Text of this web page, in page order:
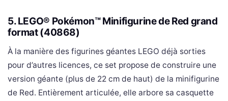
5. LEGO® Pokémon™ Minifigurine de Red grand
format (40868)
À la manière des figurines géantes LEGO déjà sorties
pour d’autres licences, ce set propose de construire une
version géante (plus de 22 cm de haut) de la minifigurine
de Red. Entièrement articulée, elle arbore sa casquette